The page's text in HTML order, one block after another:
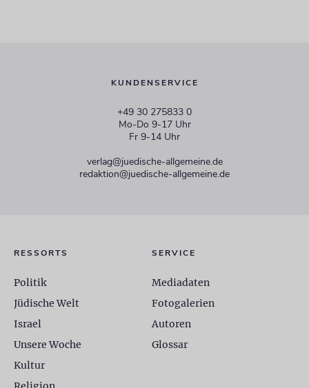
KUNDENSERVICE
+49 30 275833 0
Mo-Do 9-17 Uhr
Fr 9-14 Uhr
verlag@juedische-allgemeine.de
redaktion@juedische-allgemeine.de
RESSORTS
Politik
Jüdische Welt
Israel
Unsere Woche
Kultur
SERVICE
Mediadaten
Fotogalerien
Autoren
Glossar